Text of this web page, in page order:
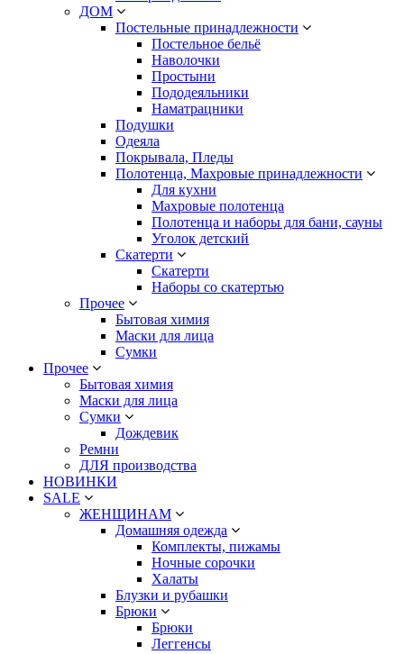
ДОМ
Постельные принадлежности
Постельное бельё
Наволочки
Простыни
Пододеяльники
Наматрацники
Подушки
Одеяла
Покрывала, Пледы
Полотенца, Махровые принадлежности
Для кухни
Махровые полотенца
Полотенца и наборы для бани, сауны
Уголок детский
Скатерти
Скатерти
Наборы со скатертью
Прочее
Бытовая химия
Маски для лица
Сумки
Прочее
Бытовая химия
Маски для лица
Сумки
Дождевик
Ремни
ДЛЯ производства
НОВИНКИ
SALE
ЖЕНЩИНАМ
Домашняя одежда
Комплекты, пижамы
Ночные сорочки
Халаты
Блузки и рубашки
Брюки
Брюки
Леггенсы